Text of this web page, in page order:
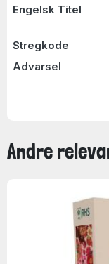
Engelsk Titel
Stregkode
Advarsel
Andre